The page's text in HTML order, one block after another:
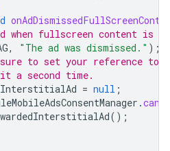
when fullscreen content is
, "The ad was dismissed." );
to set your reference to
a second time.
= null ;
.
();